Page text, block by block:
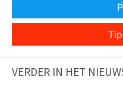
VERDER IN HET